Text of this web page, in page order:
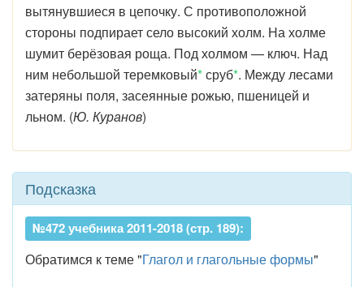
вытянувшиеся в цепочку. С противоположной
стороны подпирает село высокий холм. На холме
шумит берёзовая роща. Под холмом — ключ. Над
ним небольшой теремковый*сруб*. Между лесами
затеряны поля, засеянные рожью, пшеницей и
льном. (Ю. Куранов)
Подсказка
№472 учебника 2011-2018 (стр. 189):
Обратимся к теме "Глагол и глагольные формы"